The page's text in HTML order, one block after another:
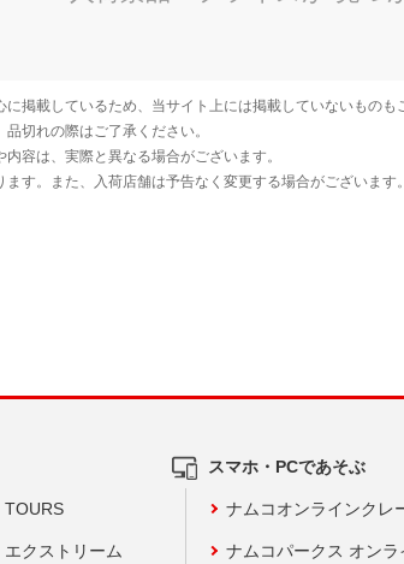
TOURS
クストリーム
スマホ・PCであそぶ
ナムコオンラインクレ
ナムコパークス オンラ